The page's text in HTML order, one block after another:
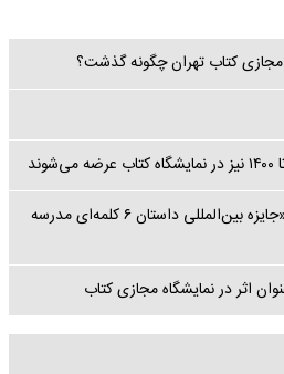
کتاب تهران چگونه گذشت؟
رونمایی وزیر فرهنگ از پوستر «جایزه بین‌المللی داستان ۶ کلمه‌ای مدرسه